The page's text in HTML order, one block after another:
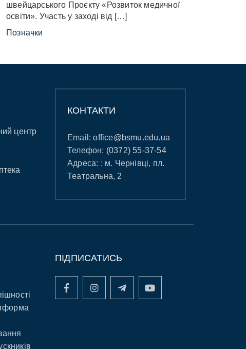
швейцарського Проєкту «Розвиток медичної
освіти». Участь у заході від […]
Позначки
центр
КОНТАКТИ
Email:office@bsmu.edu.ua
Телефон: (0372) 55-37-54
Адреса: : м. Чернівці, пл.
Театральна, 2
ПІДПИСАТИСЬ